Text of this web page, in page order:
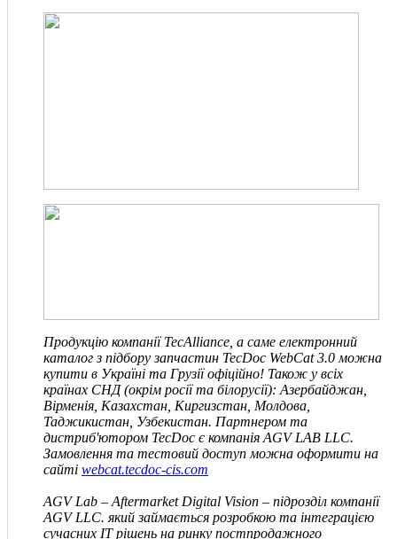
Продукцію компанії TecAlliance, а саме електронний
каталог з підбору запчастин TecDoc WebCat 3.0 можна
купити в Україні та Грузії офіційно! Також у всіх
країнах СНД(окрім росії та білорусії): Азербайджан,
Вірменія, Казахстан, Киргизстан, Молдова,
Таджикистан, Узбекистан. Партнером та
дистриб'ютором TecDoc є компаніяAGV LAB LLC.
Замовлення та тестовий доступ можна оформити на
сайті webcat.tecdoc-cis.com
AGV Lab – Aftermarket Digital Vision – підрозділ компанії
AGVLLC. який займається розробкою та інтеграцією
сучасних IT рішень на ринку постпродажного